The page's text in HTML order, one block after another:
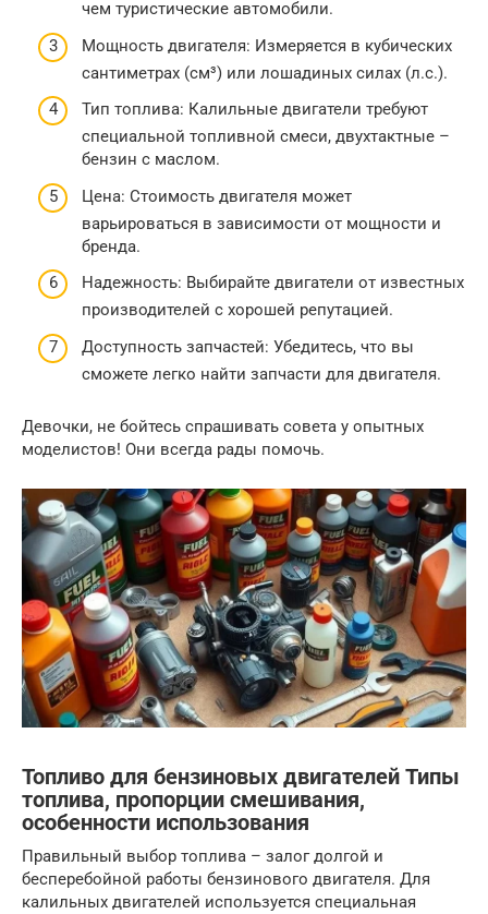
чем туристические автомобили.
Мощность двигателя: Измеряется в кубических
сантиметрах (см³) или лошадиных силах (л.с.).
Тип топлива: Калильные двигатели требуют
специальной топливной смеси, двухтактные –
бензин с маслом.
Цена: Стоимость двигателя может
варьироваться в зависимости от мощности и
бренда.
Надежность: Выбирайте двигатели от известных
производителей с хорошей репутацией.
Доступность запчастей: Убедитесь, что вы
сможете легко найти запчасти для двигателя.
Девочки, не бойтесь спрашивать совета у опытных
моделистов! Они всегда рады помочь.
Топливо для бензиновых двигателей Типы
топлива, пропорции смешивания,
особенности использования
Правильный выбор топлива – залог долгой и
бесперебойной работы бензинового двигателя. Для
калильных двигателей используется специальная